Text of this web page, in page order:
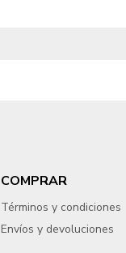
COMPRAR
Términos y condiciones
Envíos y devoluciones